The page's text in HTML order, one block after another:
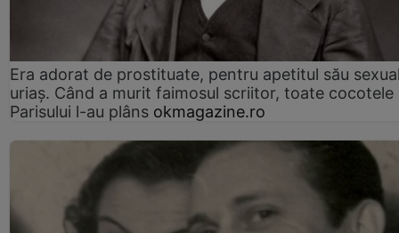
Era adorat de prostituate, pentru apetitul său
uriaș. Când a murit faimosul scriitor, toate cocotele
Parisului l-au plâns okmagazine.ro